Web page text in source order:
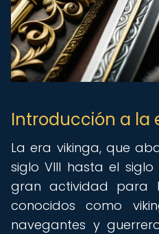
Introducción a la
La era vikinga, que
siglo VIII hasta el
gran actividad para
conocidos como
navegantes y